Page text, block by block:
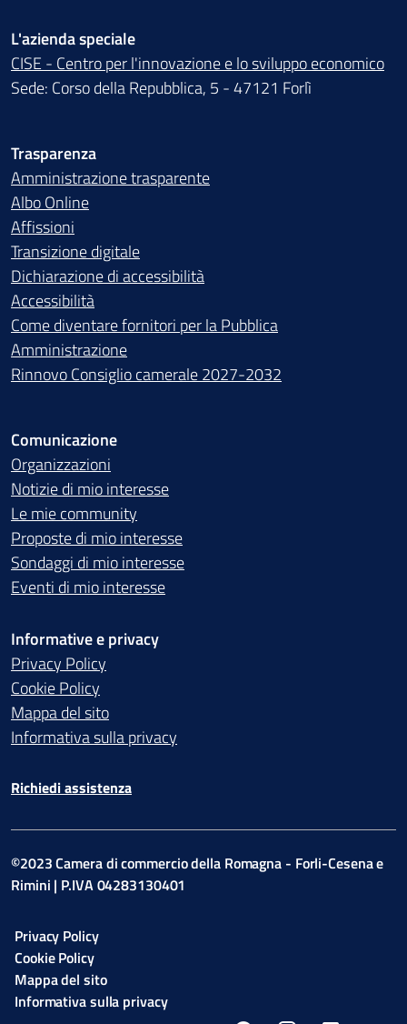
L'azienda speciale
CISE - Centro per l'innovazione e lo sviluppo economico
Sede: Corso della Repubblica, 5 - 47121 Forlì
Trasparenza
Amministrazione trasparente
Albo Online
Affissioni
Transizione digitale
Dichiarazione di accessibilità
Accessibilità
Come diventare fornitori per la Pubblica
Amministrazione
Rinnovo Consiglio camerale 2027-2032
Comunicazione
Organizzazioni
Notizie di mio interesse
Le mie community
Proposte di mio interesse
Sondaggi di mio interesse
Eventi di mio interesse
Informative e privacy
Privacy Policy
Cookie Policy
Mappa del sito
Informativa sulla privacy
Richiedi assistenza
©2023 Camera di commercio della Romagna - Forli-Cesena e
Rimini | P.IVA 04283130401
Privacy Policy
Cookie Policy
Mappa del sito
Informativa sulla privacy